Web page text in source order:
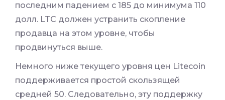
последним падением с 185 до минимума 110
долл. LTC должен устранить скопление
продавца на этом уровне, чтобы
продвинуться выше.
Немного ниже текущего уровня цен Litecoin
поддерживается простой скользящей
средней 50. Следовательно, эту поддержку